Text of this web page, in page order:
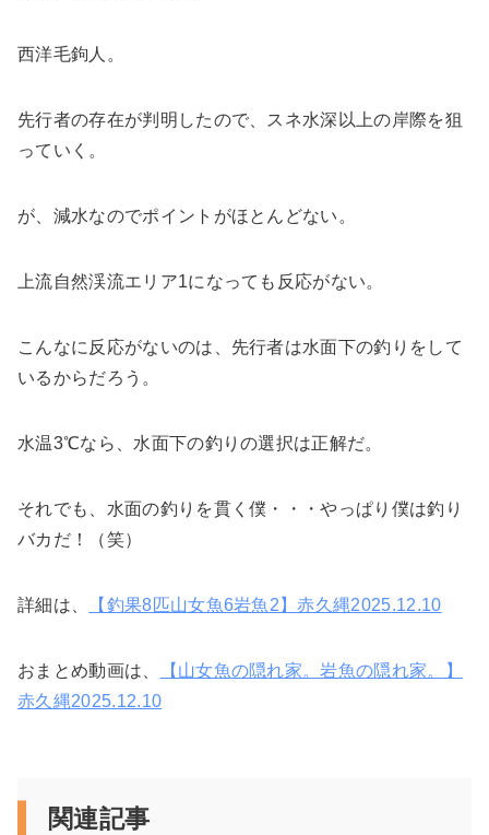
西洋毛鉤人。
先行者の存在が判明したので、スネ水深以上の岸際を狙
っていく。
が、減水なのでポイントがほとんどない。
上流自然渓流エリア1になっても反応がない。
こんなに反応がないのは、先行者は水面下の釣りをして
いるからだろう。
水温3℃なら、水面下の釣りの選択は正解だ。
それでも、水面の釣りを貫く僕・・・やっぱり僕は釣り
バカだ！（笑）
詳細は、 【釣果8匹山女魚6岩魚2】赤久縄2025.12.10
おまとめ動画は、
【山女魚の隠れ家。岩魚の隠れ家。】
赤久縄2025.12.10
関連記事